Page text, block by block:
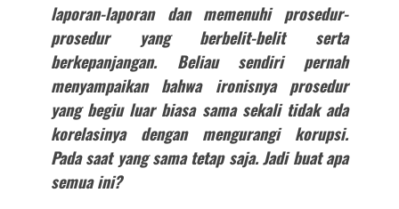
laporan-laporan dan memenuhi prosedur-
prosedur yang berbelit-belit serta
berkepanjangan. Beliau sendiri pernah
menyampaikan bahwa ironisnya prosedur
yang begiu luar biasa sama sekali tidak ada
korelasinya dengan mengurangi korupsi.
Pada saat yang sama tetap saja. Jadi buat apa
semua ini?